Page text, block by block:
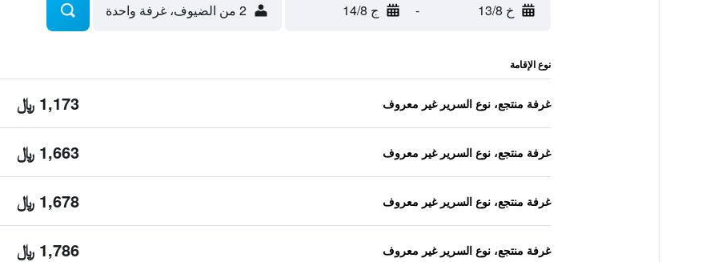
خ 13/8 - ج 14/8 2 من الضيوف، غرفة واحدة
نوع الإقامة
غرفة منتجع، نوع السرير غير معروف 1,173 ﷼
غرفة منتجع، نوع السرير غير معروف 1,663 ﷼
غرفة منتجع، نوع السرير غير معروف 1,678 ﷼
غرفة منتجع، نوع السرير غير معروف 1,786 ﷼